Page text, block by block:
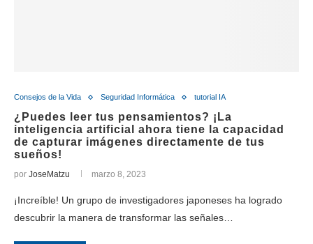
Consejos de la Vida Seguridad Informática tutorial IA
¿Puedes leer tus pensamientos? ¡La
inteligencia artificial ahora tiene la capacidad
de capturar imágenes directamente de tus
sueños!
por JoseMatzu marzo 8, 2023
¡Increíble! Un grupo de investigadores japoneses ha logrado
descubrir la manera de transformar las señales…